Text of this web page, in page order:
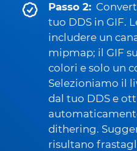
Passo 2:
tuo DDS in GIF.
includere un
mipmap; il GIF
colori e solo un
Selezioniamo il
dal tuo DDS e
dithering.
risultano